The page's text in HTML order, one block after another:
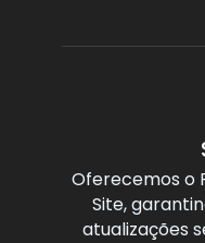
Oferecemos o
Site,
atualizações